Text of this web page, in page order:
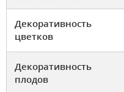
Декоративность
цветков
Декоративность
плодов